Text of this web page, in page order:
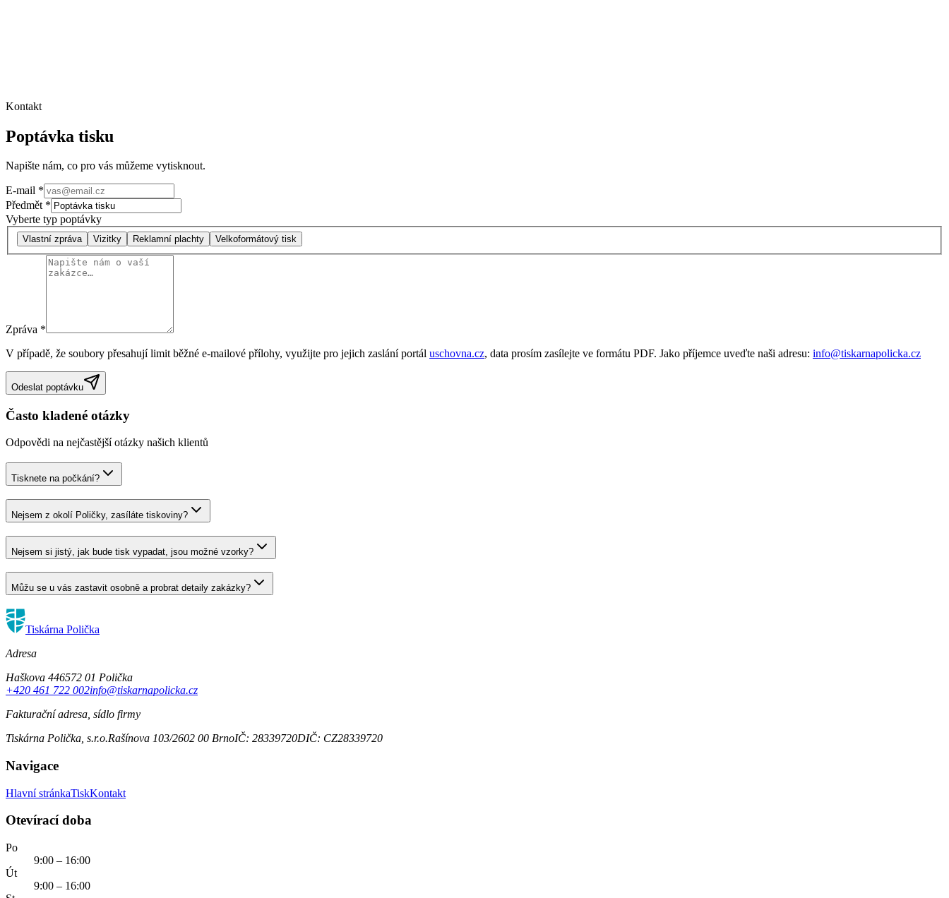
Kontakt
Poptávka tisku
Napište nám, co pro vás můžeme vytisknout.
E-mail *
Předmět *
Vyberte typ poptávky
Vlastní zpráva Vizitky Reklamní plachty Velkoformátový tisk
Zpráva *
V případě, že soubory přesahují limit běžné e-mailové přílohy, využijte pro jejich zaslání portál uschovna.cz, data prosím zasílejte ve formátu PDF. Jako příjemce uveďte naši adresu: info@tiskarnapolicka.cz
Odeslat poptávku
Často kladené otázky
Odpovědi na nejčastější otázky našich klientů
Tisknete na počkání?
Nejsem z okolí Poličky, zasíláte tiskoviny?
Nejsem si jistý, jak bude tisk vypadat, jsou možné vzorky?
Můžu se u vás zastavit osobně a probrat detaily zakázky?
Tiskárna Polička
Adresa
Haškova 446572 01 Polička
+420 461 722 002info@tiskarnapolicka.cz
Fakturační adresa, sídlo firmy
Tiskárna Polička, s.r.o.Rašínova 103/2602 00 BrnoIČ: 28339720DIČ: CZ28339720
Navigace
Hlavní stránkaTiskKontakt
Otevírací doba
Po
9:00 – 16:00
Út
9:00 – 16:00